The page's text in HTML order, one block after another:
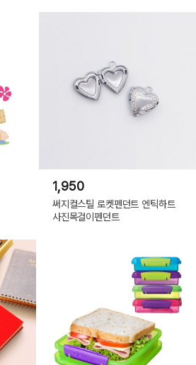
1,950
써지컬스틸 로켓펜던트 엔틱하트
사진목걸이펜던트